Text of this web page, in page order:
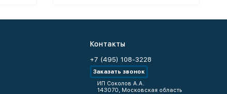
Контакты
+7 (495) 108-3228
Заказать звонок
ИП Соколов А.А.
143070, Московская область